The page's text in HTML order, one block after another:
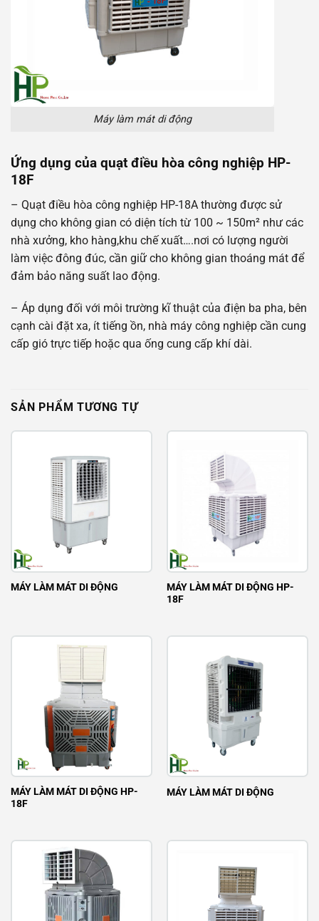
Máy làm mát di động
Ứng dụng của quạt điều hòa công nghiệp HP-
18F
– Quạt điều hòa công nghiệp HP-18A thường được sử
dụng cho không gian có diện tích từ 100 ~ 150m² như các
nhà xưởng, kho hàng,khu chế xuất….nơi có lượng người
làm việc đông đúc, cần giữ cho không gian thoáng mát để
đảm bảo năng suất lao động.
– Áp dụng đối với môi trường kĩ thuật của điện ba pha, bên
cạnh cài đặt xa, ít tiếng ồn, nhà máy công nghiệp cần cung
cấp gió trực tiếp hoặc qua ống cung cấp khí dài.
SẢN PHẨM TƯƠNG TỰ
MÁY LÀM MÁT DI ĐỘNG
MÁY LÀM MÁT DI ĐỘNG HP-
18F
MÁY LÀM MÁT DI ĐỘNG HP-
18F
MÁY LÀM MÁT DI ĐỘNG